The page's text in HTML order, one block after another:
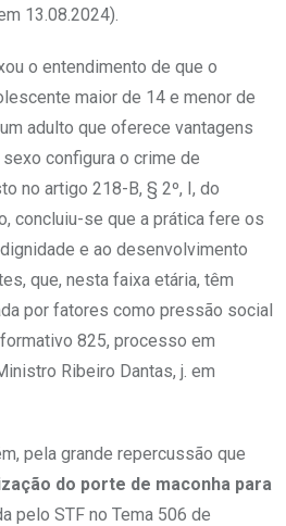
13.08.2024).
o entendimento de que o
maior de 14 e menor de
adulto que oferece vantagens
configura o crime de
no artigo 218-B, § 2º, I, do
concluiu-se que a prática fere os
e ao desenvolvimento
que, nesta faixa etária, têm
por fatores como pressão social
825, processo em
Ribeiro Dantas, j. em
pela grande repercussão que
do porte de maconha para
pelo STF no Tema 506 de